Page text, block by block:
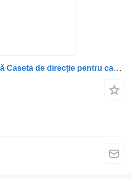
Servodirecţie hidraulică Caseta de direcție pentru camion DAF 8043 955 168, 130 bar